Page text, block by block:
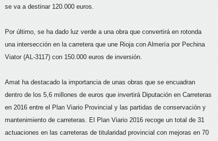
se va a destinar 120.000 euros.
Por último, se ha dado luz verde a una obra que convertirá en rotonda
una intersección en la carretera que une Rioja con Almería por Pechina
Viator (AL-3117) con 150.000 euros de inversión.
Amat ha destacado la importancia de unas obras que se encuadran
dentro de los 5,6 millones de euros que invertirá Diputación en Carreteras
en 2016 entre el Plan Viario Provincial y las partidas de conservación y
mantenimiento de carreteras. El Plan Viario 2016 recoge un total de 31
actuaciones en las carreteras de titularidad provincial con mejoras en 70